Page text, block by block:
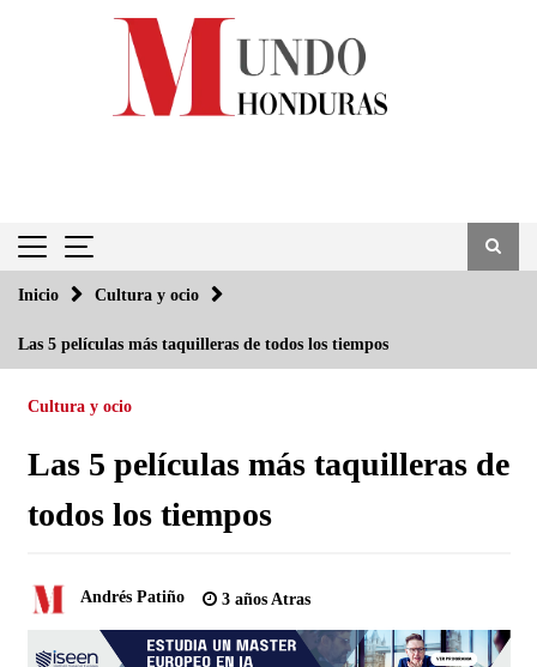
Inicio Cultura y ocio
Las 5 películas más taquilleras de todos los tiempos
Cultura y ocio
Las 5 películas más taquilleras de
todos los tiempos
Andrés Patiño 3 años Atras